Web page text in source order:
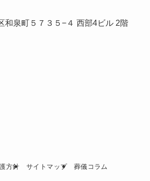
和泉町５７３５−４ 西部4ビル 2階
方針 サイトマップ 葬儀コラム